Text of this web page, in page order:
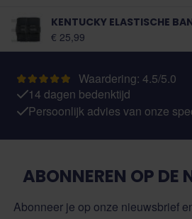
KENTUCKY ELASTISCHE
Vanaf:
€ 25,99
Waardering: 4.5/5.0
14 dagen bedenktijd
Persoonlijk advies van onze
ABONNEREN OP DE
Abonneer je op onze nieuwsbrief